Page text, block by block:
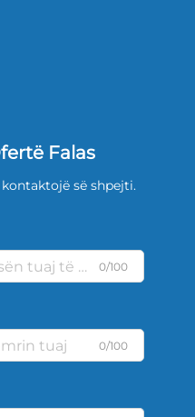
Falas
kontaktojë së shpejti.
0/100
0/100